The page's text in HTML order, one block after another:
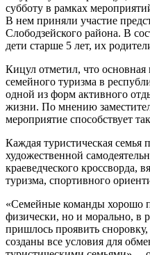
субботу в рамках
В нем приняли участие
Слободзейского района. В
дети старше 5 лет, их
Кицул отметил, что основная
семейного туризма в
одной из форм активного
жизни. По мнению
мероприятие способствует
Каждая туристическая семья
художественной
краеведческого кроссворда,
туризма, спортивного
«Семейные команды хорошо
физически, но и морально, в
пришлось проявить
созданы все условия для